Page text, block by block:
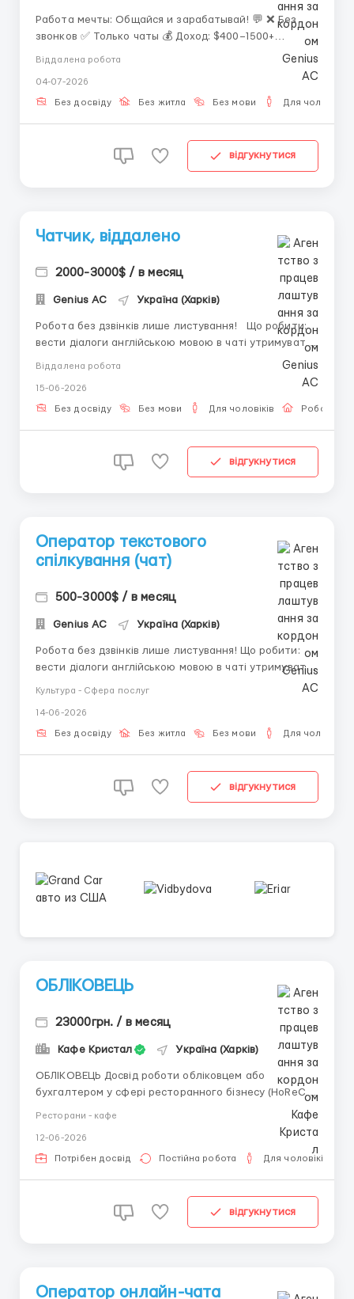
Работа мечты: Общайся и зарабатывай! 💬 ❌ Без
звонков ✅ Только чаты 💰 Доход: $400–1500+
(сдельно 40-50%) 🌍 Полная удаленка и 8 графиков
нв выбор. Нужен только ПК и умение пользоваться
Віддалена робота
04-07-2026
Без досвіду Без житла Без мови Для чоловіків
відгукнутися
Чатчик, віддалено
2000-3000$ / в месяц
Genius AС Україна (Харків)
Робота без дзвінків лише листування! Що робити:
вести діалоги англійською мовою в чаті утримувати
у таблицях наповнювати акаунт готовим контентом
Вимоги: -...
Віддалена робота
15-06-2026
Без досвіду Без мови Для чоловіків Робота
відгукнутися
Оператор текстового
спілкування (чат)
500-3000$ / в месяц
Genius AС Україна (Харків)
Робота без дзвінків лише листування! Що робити:
вести діалоги англійською мовою в чаті утримувати
увагу співрозмовника та розвивати розмову стежити
у таблицях наповнювати акаунт готовим контентом
Вимоги: - Ноутбук або ПК + інтернет - гра...
Культура - Сфера послуг
14-06-2026
Без досвіду Без житла Без мови Для чоловіків
відгукнутися
ОБЛІКОВЕЦЬ
23000грн. / в месяц
Кафе Кристал Україна (Харків)
ОБЛІКОВЕЦЬ Досвід роботи обліковцем або
бухгалтером у сфері ресторанного бізнесу (HoReCa)
високому рівні. Розуміння процесів інвентаризації,
руху товарів. Уважність до деталей, п чесність т...
Ресторани - кафе
12-06-2026
Потрібен досвід Постійна робота Для чоловіків
відгукнутися
Оператор онлайн-чата